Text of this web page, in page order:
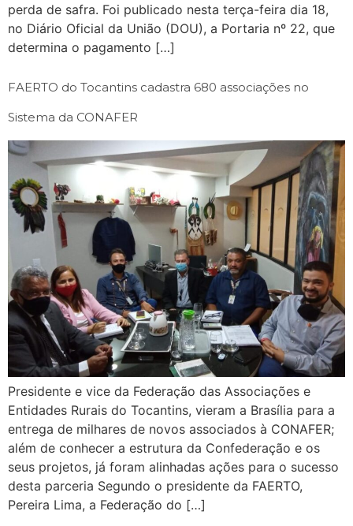
perda de safra. Foi publicado nesta terça-feira dia 18,
no Diário Oficial da União (DOU), a Portaria nº 22, que
determina o pagamento […]
FAERTO do Tocantins cadastra 680 associações no
Sistema da CONAFER
Presidente e vice da Federação das Associações e
Entidades Rurais do Tocantins, vieram a Brasília para a
entrega de milhares de novos associados à CONAFER;
além de conhecer a estrutura da Confederação e os
seus projetos, já foram alinhadas ações para o sucesso
desta parceria Segundo o presidente da FAERTO,
Pereira Lima, a Federação do […]